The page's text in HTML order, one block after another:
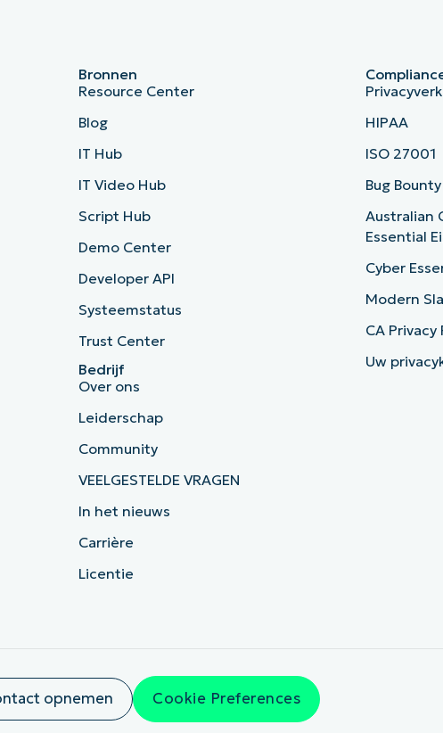
Bronnen
Resource Center
Blog
IT Hub
IT Video Hub
Script Hub
Demo Center
Developer API
Systeemstatus
Trust Center
Bedrijf
Over ons
Leiderschap
Community
VEELGESTELDE VRAGEN
In het nieuws
Carrière
Licentie
HIPAA
ISO 27001
Bug Bounty
Australian
Essential
Cyber
Modern
CA Privacy
Uw
opnemen Cookie Preferences